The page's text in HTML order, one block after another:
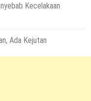
Kecelakaan
Ada Kejutan